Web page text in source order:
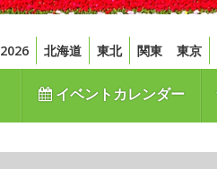
北海道 東北 関東 東京
イベントカレンダー